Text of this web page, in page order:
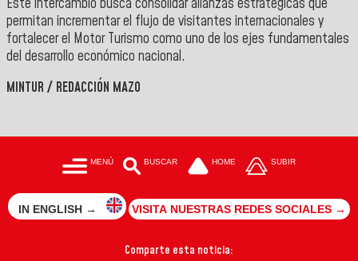
permitan incrementar el flujo de visitantes internacionales y
fortalecer el Motor Turismo como uno de los ejes fundamentales
del desarrollo económico nacional.
MINTUR / REDACCIÓN MAZO
MENÚ BUSCAR HOME SUBIR
IN ENGLISH → VISITA NUESTRAS REDES SOCIALES →
Comparte esta noticia: